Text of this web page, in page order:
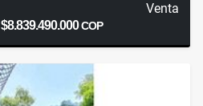
Venta
$8.839.490.000COP